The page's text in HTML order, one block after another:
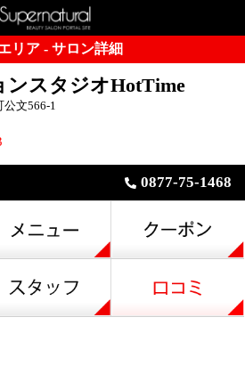
リア - サロン詳細
ンスタジオHotTime
公文566-1
0877-75-1468